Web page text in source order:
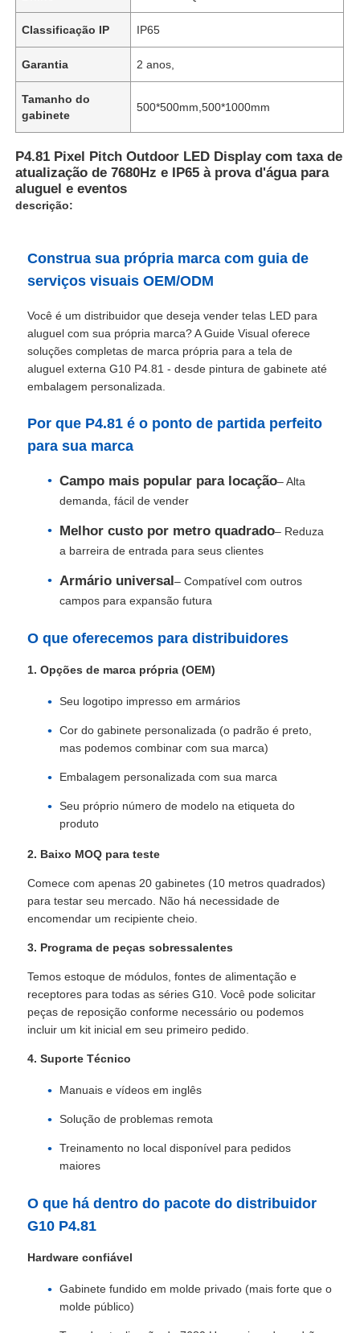
Para casa
Produtos
Vídeos
Sobre nós
Controle de qualidade
Contacte-nos
Notícias
Solicitar Orçamento
Vídeo Wall Display de LED
Tela da tela LED
Tela do diodo emissor de luz do concerto
Aluguer de ecrãs de LED
Classificação IP IP65
Garantia 2 anos,
Tamanho do
gabinete
500*500mm,500*1000mm
P4.81 Pixel Pitch Outdoor LED Display com taxa de
atualização de 7680Hz e IP65 à prova d'água para
aluguel e eventos
descrição:
Construa sua própria marca com guia de
serviços visuais OEM/ODM
Você é um distribuidor que deseja vender telas LED para
aluguel com sua própria marca? A Guide Visual oferece
soluções completas de marca própria para a tela de
aluguel externa G10 P4.81 - desde pintura de gabinete até
embalagem personalizada.
Por que P4.81 é o ponto de partida perfeito
para sua marca
Campo mais popular para locação– Alta
demanda, fácil de vender
Melhor custo por metro quadrado– Reduza
a barreira de entrada para seus clientes
Armário universal– Compatível com outros
campos para expansão futura
O que oferecemos para distribuidores
1. Opções de marca própria (OEM)
Seu logotipo impresso em armários
Cor do gabinete personalizada (o padrão é preto,
mas podemos combinar com sua marca)
Embalagem personalizada com sua marca
Seu próprio número de modelo na etiqueta do
produto
2. Baixo MOQ para teste
Comece com apenas 20 gabinetes (10 metros quadrados)
para testar seu mercado. Não há necessidade de
encomendar um recipiente cheio.
3. Programa de peças sobressalentes
Temos estoque de módulos, fontes de alimentação e
receptores para todas as séries G10. Você pode solicitar
peças de reposição conforme necessário ou podemos
incluir um kit inicial em seu primeiro pedido.
4. Suporte Técnico
Manuais e vídeos em inglês
Solução de problemas remota
Treinamento no local disponível para pedidos
maiores
O que há dentro do pacote do distribuidor
G10 P4.81
Hardware confiável
Gabinete fundido em molde privado (mais forte que o
molde público)